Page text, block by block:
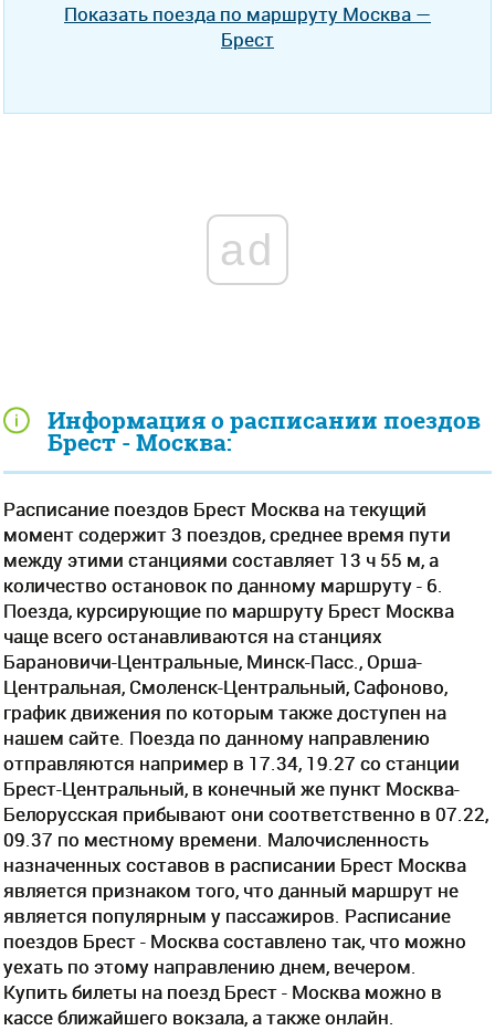
Информация о расписании поездов
Брест - Москва:
Расписание поездов Брест Москва на текущий
момент содержит 3 поездов, среднее время пути
между этими станциями составляет 13 ч 55 м, а
количество остановок по данному маршруту - 6.
Поезда, курсирующие по маршруту Брест Москва
чаще всего останавливаются на станциях
Барановичи-Центральные, Минск-Пасс., Орша-
Центральная, Смоленск-Центральный, Сафоново,
график движения по которым также доступен на
нашем сайте. Поезда по данному направлению
отправляются например в 17.34, 19.27 со станции
Брест-Центральный, в конечный же пункт Москва-
Белорусская прибывают они соответственно в 07.22,
09.37 по местному времени. Малочисленность
назначенных составов в расписании Брест Москва
является признаком того, что данный маршрут не
является популярным у пассажиров. Расписание
поездов Брест - Москва составлено так, что можно
уехать по этому направлению днем, вечером.
Купить билеты на поезд Брест - Москва можно в
кассе ближайшего вокзала, а также онлайн.
Показать поезда по маршруту Москва —
Брест
ad